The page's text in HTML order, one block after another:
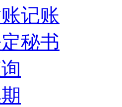
记账
秘书